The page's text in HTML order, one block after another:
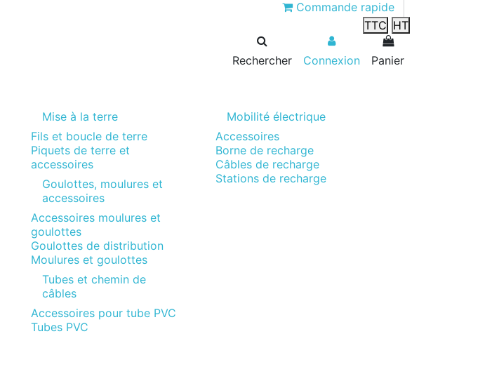
Commande rapide
TTC HT
Rechercher Connexion Panier
Mise à la terre
Fils et boucle de terre
Piquets de terre et
accessoires
Goulottes, moulures et
accessoires
Accessoires moulures et
goulottes
Goulottes de distribution
Moulures et goulottes
Tubes et chemin de
câbles
Accessoires pour tube PVC
Tubes PVC
Mobilité électrique
Accessoires
Borne de recharge
Câbles de recharge
Stations de recharge